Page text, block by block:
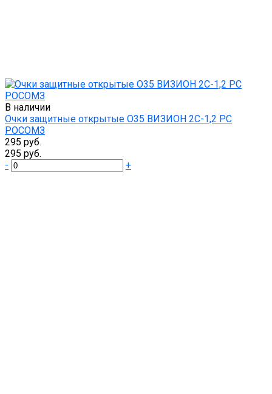
В наличии
Очки защитные открытые О35 ВИЗИОН 2С-1,2 PС
РОСОМЗ
295 руб.
295 руб.
-
+